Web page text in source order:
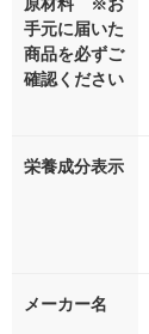
原材料 ※お
手元に届いた
商品を必ずご
確認ください
栄養成分表示
メーカー名